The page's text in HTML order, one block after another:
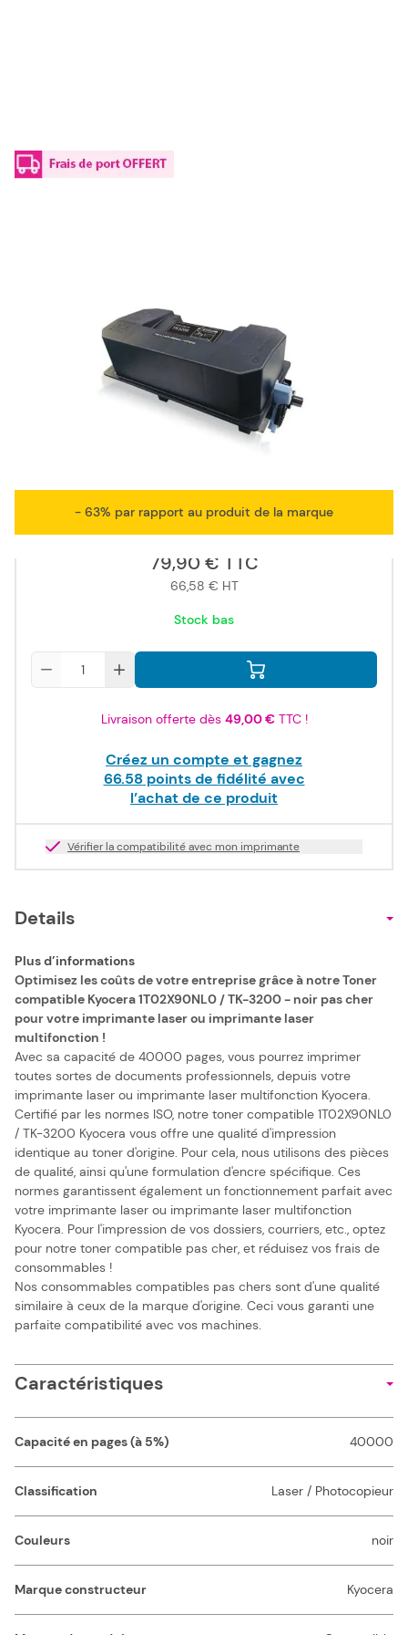
Réf constructeur :
1T02X90NL0
Modèle constructeur : TK-3200
Capacité en pages (à 5%) :
40000
1T02X90NL0 / TK-3200Kyocera - noir - toner compatible
- 63% par rapport au produit de la marque
79,90 € TTC
66,58 € HT
Stock bas
Livraison offerte dès 49,00 €TTC !
Créez un compte et gagnez
66.58points de fidélité avec
l’achat de ce produit
Vérifier la compatibilité avec mon imprimante
Details
Plus d’informations
Optimisez les coûts de votre entreprise grâce à notre Toner
compatible Kyocera 1T02X90NL0 / TK-3200 - noir pas cher
pour votre imprimante laser ou imprimante laser
multifonction !
Avec sa capacité de 40000 pages, vous pourrez imprimer
toutes sortes de documents professionnels, depuis votre
imprimante laser ou imprimante laser multifonction Kyocera.
Certifié par les normes ISO, notre toner compatible 1T02X90NL0
/ TK-3200 Kyocera vous offre une qualité d'impression
identique au toner d'origine. Pour cela, nous utilisons des pièces
de qualité, ainsi qu'une formulation d'encre spécifique. Ces
normes garantissent également un fonctionnement parfait avec
votre imprimante laser ou imprimante laser multifonction
Kyocera. Pour l'impression de vos dossiers, courriers, etc., optez
pour notre toner compatible pas cher, et réduisez vos frais de
consommables !
Nos consommables compatibles pas chers sont d'une qualité
similaire à ceux de la marque d'origine. Ceci vous garanti une
parfaite compatibilité avec vos machines.
Caractéristiques
Capacité en pages (à 5%) 40000
Classification Laser / Photocopieur
Couleurs noir
Marque constructeur Kyocera